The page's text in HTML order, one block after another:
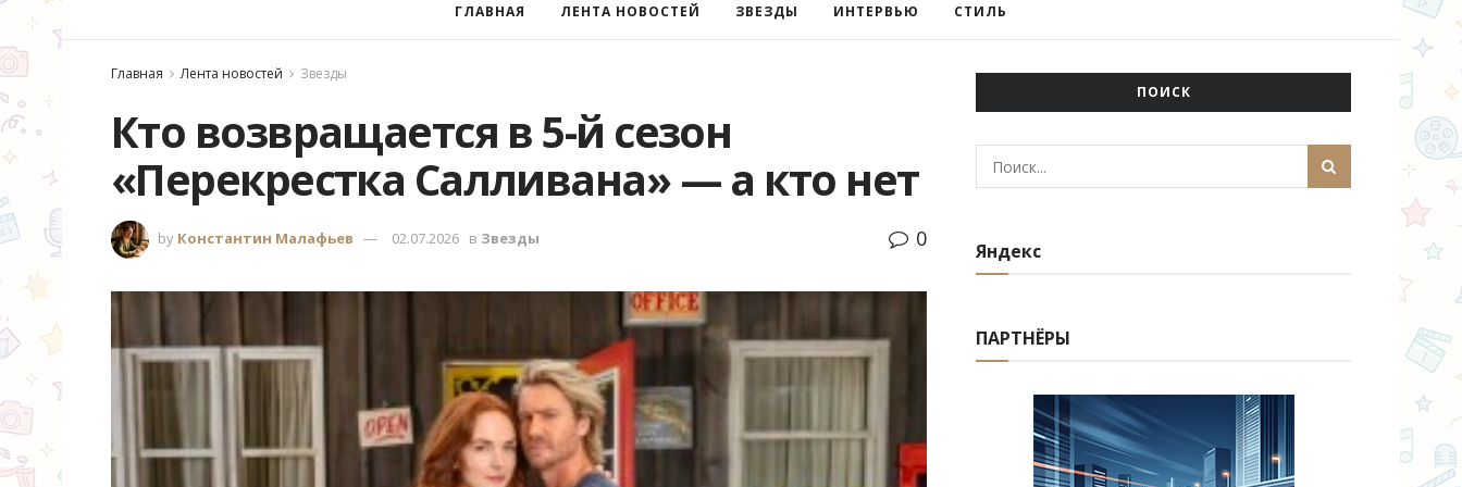
ГЛАВНАЯ ЛЕНТА НОВОСТЕЙ ЗВЕЗДЫ ИНТЕРВЬЮ СТИЛЬ
Главная Лента новостей Звезды
Кто возвращается в 5-й сезон
«Перекрестка Салливана» — а кто нет
by Константин Малафьев 02.07.2026 в Звезды 0
ПОИСК
Яндекс
ПАРТНЁРЫ